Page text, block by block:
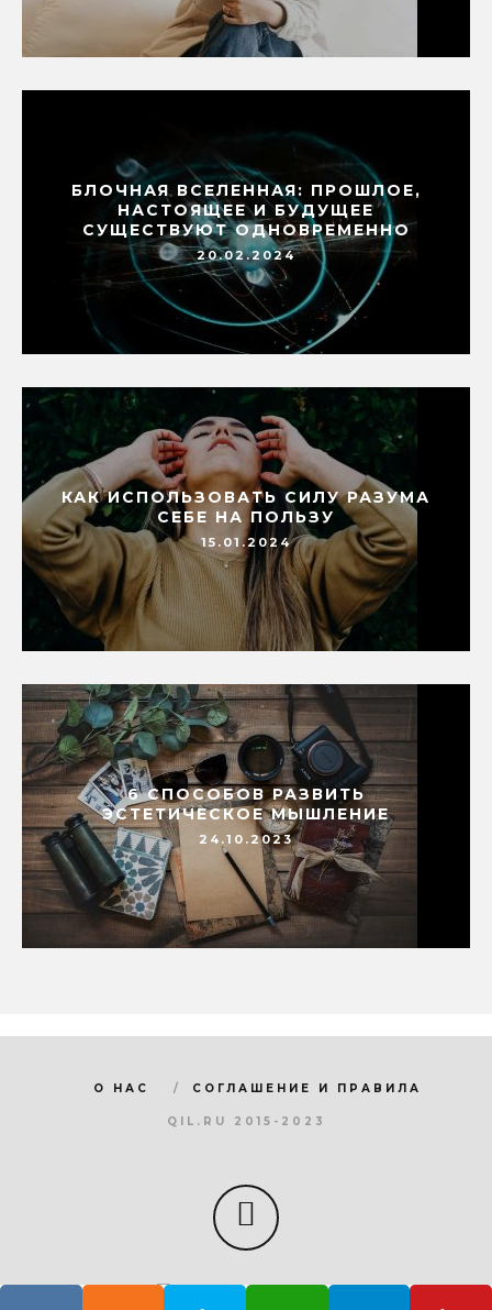
БЛОЧНАЯ ВСЕЛЕННАЯ: ПРОШЛОЕ,
НАСТОЯЩЕЕ И БУДУЩЕЕ
СУЩЕСТВУЮТ ОДНОВРЕМЕННО
20.02.2024
КАК ИСПОЛЬЗОВАТЬ СИЛУ РАЗУМА
СЕБЕ НА ПОЛЬЗУ
15.01.2024
6 СПОСОБОВ РАЗВИТЬ
ЭСТЕТИЧЕСКОЕ МЫШЛЕНИЕ
24.10.2023
О НАС СОГЛАШЕНИЕ И ПРАВИЛА
QIL.RU 2015-2023